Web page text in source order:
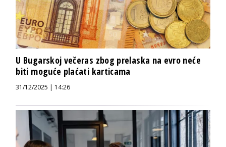
U Bugarskoj večeras zbog prelaska na evro neće
biti moguće plaćati karticama
31/12/2025 | 14:26